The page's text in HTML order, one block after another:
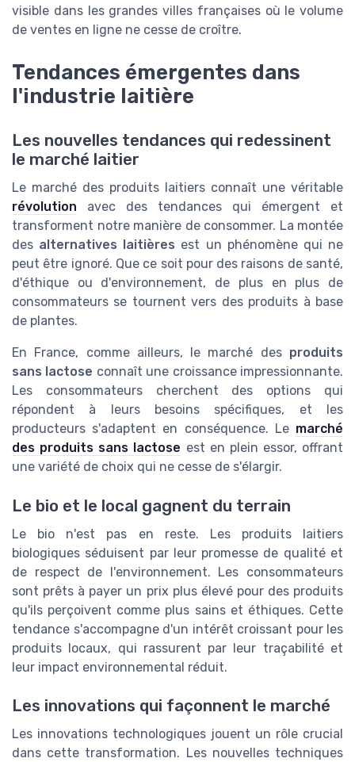
visible dans les grandes villes françaises où le volume
de ventes en ligne ne cesse de croître.
Tendances émergentes dans
l'industrie laitière
Les nouvelles tendances qui redessinent
le marché laitier
Le marché des produits laitiers connaît une véritable
révolution avec des tendances qui émergent et
transforment notre manière de consommer. La montée
des alternatives laitières est un phénomène qui ne
peut être ignoré. Que ce soit pour des raisons de santé,
d'éthique ou d'environnement, de plus en plus de
consommateurs se tournent vers des produits à base
de plantes.
En France, comme ailleurs, le marché des produits
sans lactose connaît une croissance impressionnante.
Les consommateurs cherchent des options qui
répondent à leurs besoins spécifiques, et les
producteurs s'adaptent en conséquence. Le marché
des produits sans lactose est en plein essor, offrant
une variété de choix qui ne cesse de s'élargir.
Le bio et le local gagnent du terrain
Le bio n'est pas en reste. Les produits laitiers
biologiques séduisent par leur promesse de qualité et
de respect de l'environnement. Les consommateurs
sont prêts à payer un prix plus élevé pour des produits
qu'ils perçoivent comme plus sains et éthiques. Cette
tendance s'accompagne d'un intérêt croissant pour les
produits locaux, qui rassurent par leur traçabilité et
leur impact environnemental réduit.
Les innovations qui façonnent le marché
Les innovations technologiques jouent un rôle crucial
dans cette transformation. Les nouvelles techniques